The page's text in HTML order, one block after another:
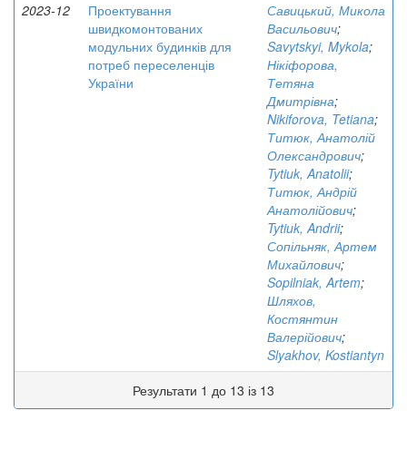
2023-12
Проектування
швидкомонтованих
модульних будинків для
потреб переселенців
України
Савицький, Микола
Васильович;
Savytskyi, Mykola;
Нікіфорова,
Тетяна
Дмитрівна;
Nikiforova, Tetiana;
Титюк, Анатолій
Олександрович;
Tytiuk, Anatolii;
Титюк, Андрій
Анатолійович;
Tytiuk, Andrii;
Сопільняк, Артем
Михайлович;
Sopilniak, Artem;
Шляхов,
Костянтин
Валерійович;
Slyakhov, Kostiantyn
Результати 1 до 13 із 13